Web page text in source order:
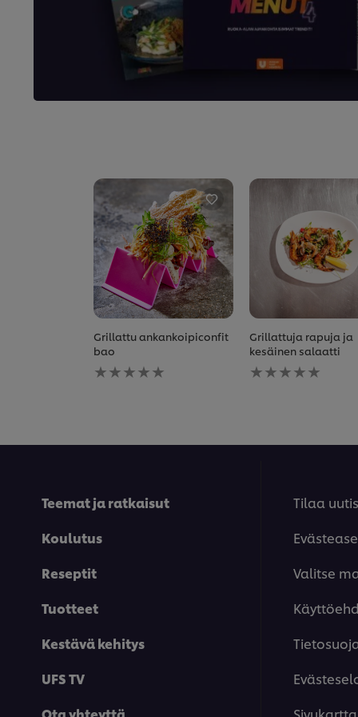
Grillattu ankankoipiconfit
bao
Ei
arvioita
Grillattuja rapuja ja
kesäinen salaatti
Ei
arvioita
Teemat ja ratkaisut
Koulutus
Reseptit
Tuotteet
Kestävä kehitys
UFS TV
Tilaa
Valitse